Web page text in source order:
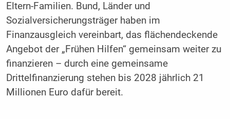
Eltern-Familien. Bund, Länder und
Sozialversicherungsträger haben im
Finanzausgleich vereinbart, das flächendeckende
Angebot der „Frühen Hilfen“ gemeinsam weiter zu
finanzieren – durch eine gemeinsame
Drittelfinanzierung stehen bis 2028 jährlich 21
Millionen Euro dafür bereit.